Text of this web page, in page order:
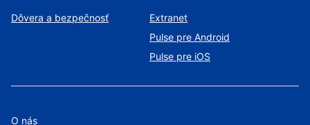
Dôvera a bezpečnosť
Extranet
Pulse pre Android
Pulse pre iOS
O nás